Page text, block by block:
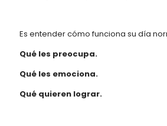
Es entender cómo funciona su día
Qué les preocupa.
Qué les emociona.
Qué quieren lograr.